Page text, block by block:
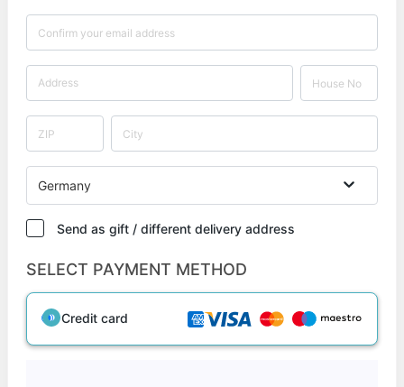
Germany
Send as gift / different delivery address
SELECT PAYMENT METHOD
Credit card